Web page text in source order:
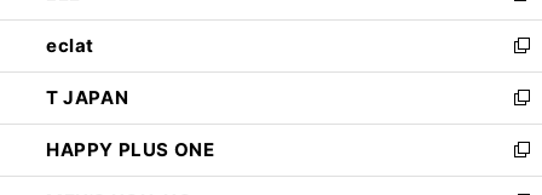
開
く
ウ
で
開
く
ン
ド
ウ
で
開
く
ウ
ィ
ン
ド
ウ
で
開
し
い
ウ
ィ
ン
ド
ウ
eclat
新
し
い
ウ
ィ
ン
T JAPAN
新
し
い
ウ
HAPPY PLUS ONE
新
し